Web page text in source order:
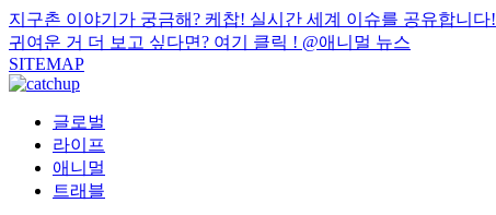
지구촌 이야기가 궁금해? 케찹! 실시간 세계 이슈를 공유합니다!
귀여운 거 더 보고 싶다면? 여기 클릭 ! @애니멀 뉴스
SITEMAP
글로벌
라이프
애니멀
트래블